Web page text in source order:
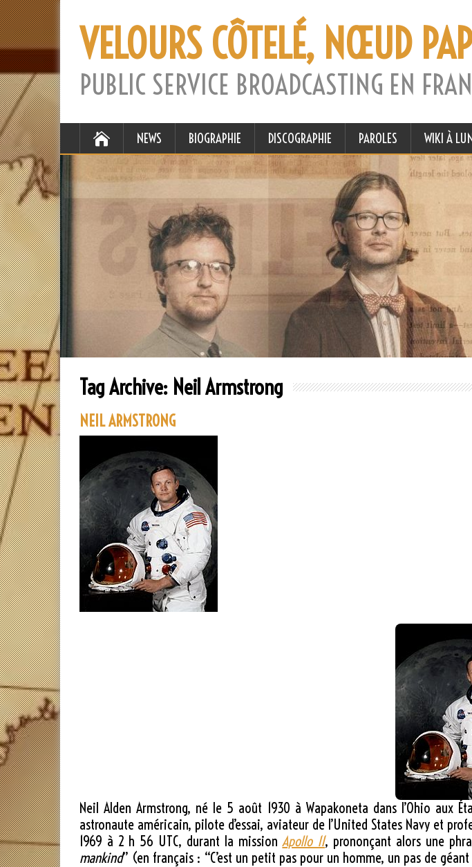
VELOURS CÔTELÉ, NŒUD
PUBLIC SERVICE BROADCASTING EN
NEWS BIOGRAPHIE DISCOGRAPHIE PAROLES WIKI À
Tag Archive: Neil Armstrong
NEIL ARMSTRONG
Neil Alden Armstrong, né le 5 août 1930 à Wapakoneta dans l’Ohio aux
astronaute américain, pilote d’essai, aviateur de l’United States Navy et
1969 à 2 h 56 UTC, durant la missionApollo 11, prononçant alors une
mankind” (en français : “C’est un petit pas pour un homme, un pas de